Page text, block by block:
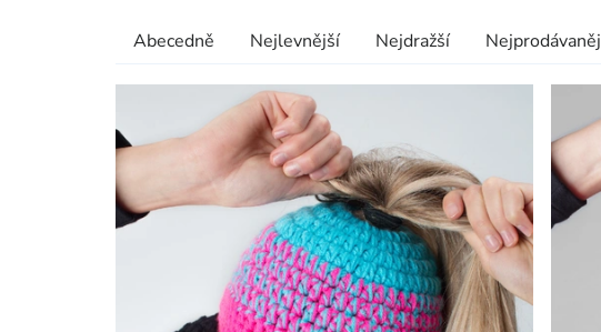
Řazení
produktů
Abecedně Nejlevnější Nejdražší
produktů